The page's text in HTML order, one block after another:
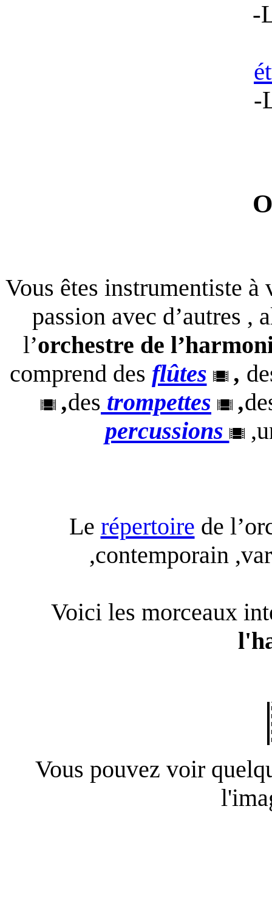
-La
-La
Vous êtes instrumentiste à
passion avec d’autres ,
l’orchestre de
comprend des flûtes ,
,des trompettes ,
percussions
Le répertoire de
,contemporain
Voici les morceaux
Vous pouvez voir